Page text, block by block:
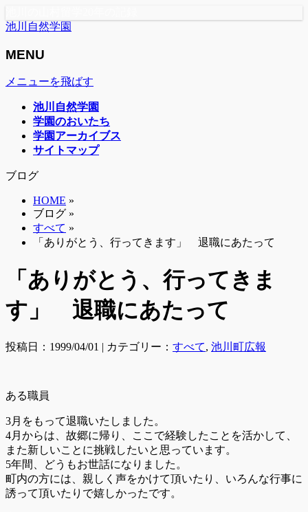
池川自然学園
MENU
メニューを飛ばす
池川自然学園
学園のおいたち
学園アーカイブス
サイトマップ
ブログ
HOME »
ブログ »
すべて »
「ありがとう、行ってきます」 退職にあたって
「ありがとう、行ってきま
す」 退職にあたって
投稿日：1999/04/01 | カテゴリー： すべて, 池川町広報
ある職員
3月をもって退職いたしました。
4月からは、故郷に帰り、ここで経験したことを活かして、
また新しいことに挑戦したいと思っています。
5年間、どうもお世話になりました。
町内の方には、親しく声をかけて頂いたり、いろんな行事に
誘って頂いたりで嬉しかったです。